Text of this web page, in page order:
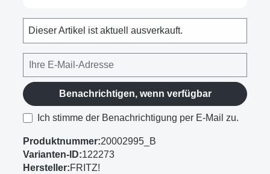
Dieser Artikel ist aktuell ausverkauft.
Benachrichtigen, wenn verfügbar
Ich stimme der Benachrichtigung per E-Mail zu.
Produktnummer:20002995_B
Varianten-ID:122273
Hersteller:FRITZ!